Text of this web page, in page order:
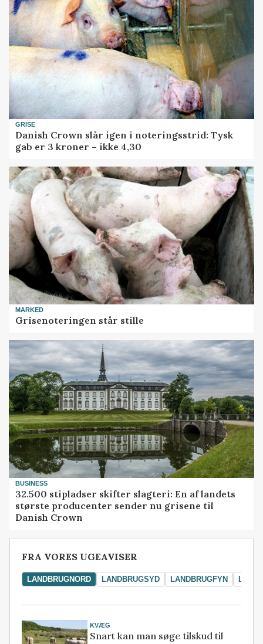
GRISE
Danish Crown slår igen i noteringsstrid: Tysk
gab er 3 kroner – ikke 4,30
MARKED
Grisenoteringen står stille
BUSINESS
32.500 stipladser skifter slagteri: En af landets
største producenter sender nu grisene til
Danish Crown
FRA VORES UGEAVISER
LANDBRUGNORD LANDBRUGSYD LANDBRUGFYN
KVÆG
Snart kan man søge tilskud til